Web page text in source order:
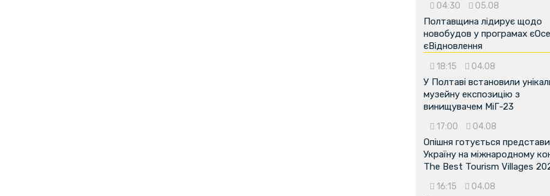
04:30 05.08
Полтавщина лідирує щодо
новобудов у програмах
єВідновлення
18:15 04.08
У Полтаві встановили
музейну експозицію з
винищувачем МіГ-23
17:00 04.08
Опішня готується
Україну на міжнародному
The Best Tourism Villages
16:15 04.08